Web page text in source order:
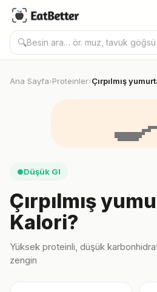
🔍
Ana Sayfa›Proteinler›Çırpılmış
🍳
●Düşük GI
Çırpılmış
Kalori?
Yüksek proteinli, düşük
zengin